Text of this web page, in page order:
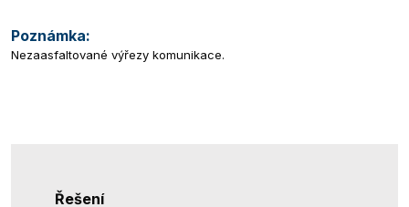
Poznámka:
Nezaasfaltované výřezy komunikace.
Řešení